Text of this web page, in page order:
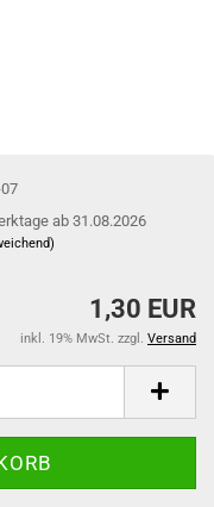
ab 31.08.2026
1,30 EUR
inkl. 19% MwSt. zzgl. Versand